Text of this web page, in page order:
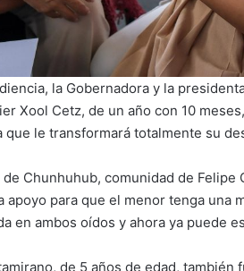
la Gobernadora y la
Xool Cetz, de un año con 10
que le transformará totalmente su
de Chunhuhub, comunidad de
apoyo para que el menor tenga una
en ambos oídos y ahora ya puede
de 5 años de edad, también